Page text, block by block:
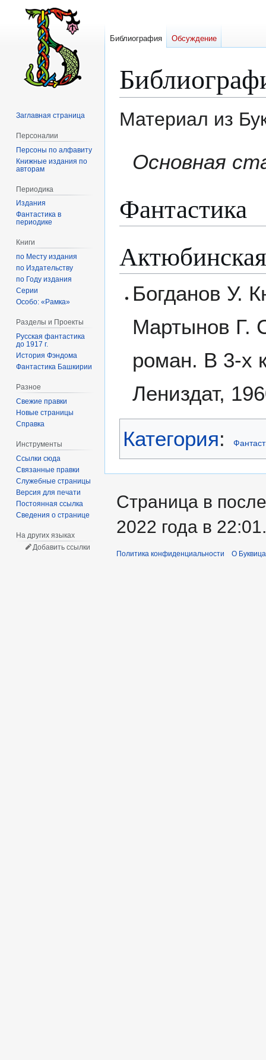
Материал из
Основная
Фантастика
Богданов У.
Мартынов Г.
роман. В 3-х
Лениздат,
Категория:
Библиография Обсуждение
Заглавная страница
Персоналии
Персоны по алфавиту
Книжные издания по
авторам
Периодика
Издания
Фантастика в
периодике
Книги
по Месту издания
по Издательству
по Году издания
Серии
Особо: «Рамка»
Разделы и Проекты
Русская фантастика
до 1917 г.
История Фэндома
Фантастика Башкирии
Разное
Свежие правки
Новые страницы
Справка
Инструменты
Ссылки сюда
Связанные правки
Служебные страницы
Версия для печати
Постоянная ссылка
Сведения о странице
На других языках
Добавить ссылки
Страница в
2022 года в 22:01.
Политика конфиденциальности О Буквица